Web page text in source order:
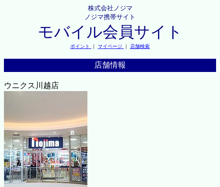
株式会社ノジマ
ノジマ携帯サイト
モバイル会員サイト
ポイント ｜ マイページ ｜ 店舗検索
店舗情報
ウニクス川越店